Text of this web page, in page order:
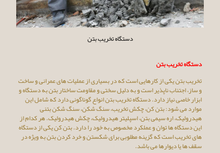
دستگاه تخریب بتن
دستگاه تخریب بتن
تخریب بتن یکی از کارهایی است که در بسیاری از عملیات های عمرانی و ساخت
و ساز، اجتناب ناپذیر است و به دلیل سختی و مقاومت ساختار بتن به دستگاه و
ابزار خاصی نیاز دارد. دستگاه تخریب بتن انواع گوناگونی دارد که شامل این
موارد می شود: بتن کن، چکش تخریب، سنگ شکن، سنگ شکن بتنی
هیدرولیک، اره سیمی بتن، اسپلیتر هیدرولیک، چکش هیدرولیک. هر کدام از
این دستگاه ها توان و عملکرد مخصوص به خود را دارد. بتن کن یکی از دستگاه
های تخریب است که گزینه مطلوبی برای شکستن و خرد کردن بتن به ویژه در
سقف ها یا دیوارها می باشد.